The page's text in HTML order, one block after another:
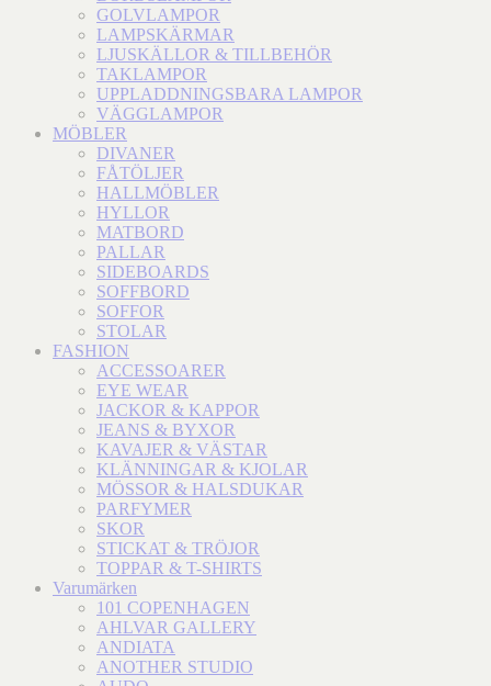
GOLVLAMPOR
LAMPSKÄRMAR
LJUSKÄLLOR & TILLBEHÖR
TAKLAMPOR
UPPLADDNINGSBARA LAMPOR
VÄGGLAMPOR
MÖBLER
DIVANER
FÅTÖLJER
HALLMÖBLER
HYLLOR
MATBORD
PALLAR
SIDEBOARDS
SOFFBORD
SOFFOR
STOLAR
FASHION
ACCESSOARER
EYE WEAR
JACKOR & KAPPOR
JEANS & BYXOR
KAVAJER & VÄSTAR
KLÄNNINGAR & KJOLAR
MÖSSOR & HALSDUKAR
PARFYMER
SKOR
STICKAT & TRÖJOR
TOPPAR & T-SHIRTS
Varumärken
101 COPENHAGEN
AHLVAR GALLERY
ANDIATA
ANOTHER STUDIO